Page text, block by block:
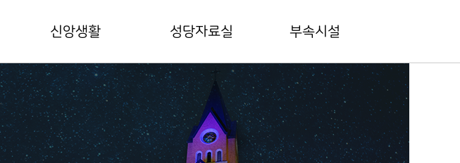
신앙생활
미사안내
예비신자안내
혼배안내
장례안내
성당자료실
본당 간행물
전례상식
범어공동체양식
평신도협의회
부속시설
드망즈홀
드망즈 갤러리
마리아유치원
상가안내